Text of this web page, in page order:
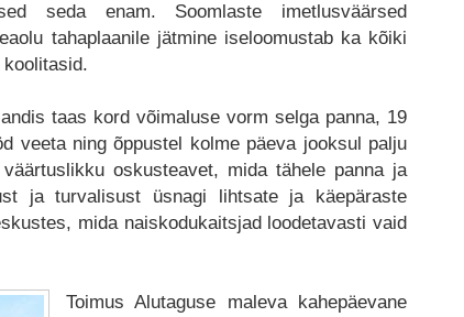
seda enam. Soomlaste imetlusväärsed
tahaplaanile jätmine iseloomustab ka kõiki
koolitasid.
taas kord võimaluse vorm selga panna, 19
veeta ning õppustel kolme päeva jooksul palju
oskusteavet, mida tähele panna ja
ja turvalisust üsnagi lihtsate ja käepäraste
mida naiskodukaitsjad loodetavasti vaid
Toimus Alutaguse maleva kahepäevane